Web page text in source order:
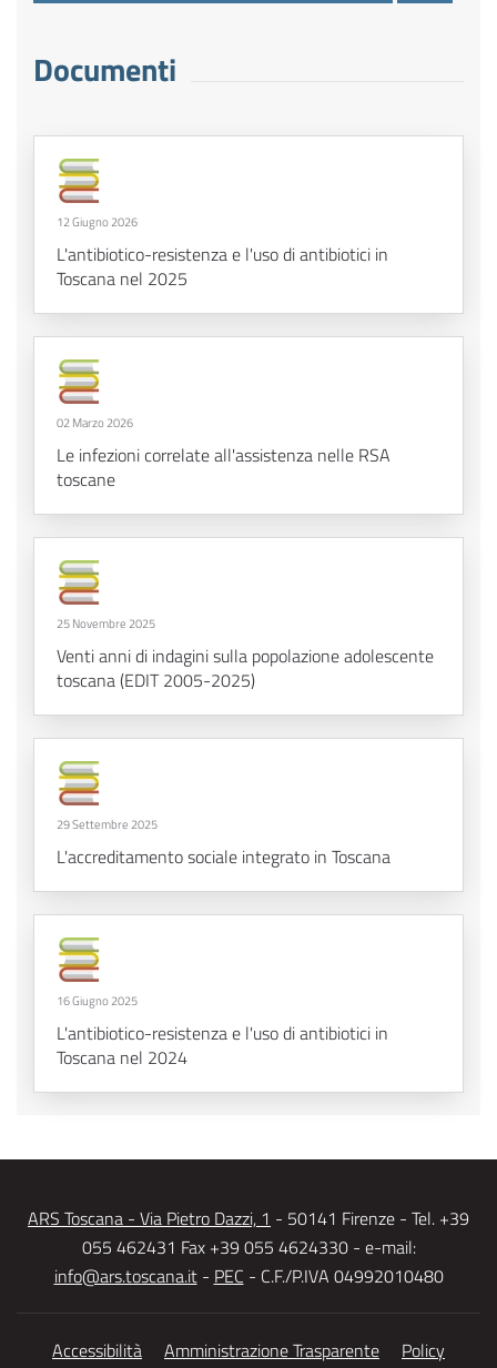
Documenti
12 Giugno 2026
L'antibiotico-resistenza e l'uso di antibiotici in
Toscana nel 2025
02 Marzo 2026
Le infezioni correlate all'assistenza nelle RSA
toscane
25 Novembre 2025
Venti anni di indagini sulla popolazione adolescente
toscana (EDIT 2005-2025)
29 Settembre 2025
L'accreditamento sociale integrato in Toscana
16 Giugno 2025
L'antibiotico-resistenza e l'uso di antibiotici in
Toscana nel 2024
ARS Toscana - Via Pietro Dazzi, 1 - 50141 Firenze - Tel. +39
055 462431 Fax +39 055 4624330 - e-mail:
info@ars.toscana.it- PEC - C.F./P.IVA 04992010480
Accessibilità Amministrazione Trasparente Policy